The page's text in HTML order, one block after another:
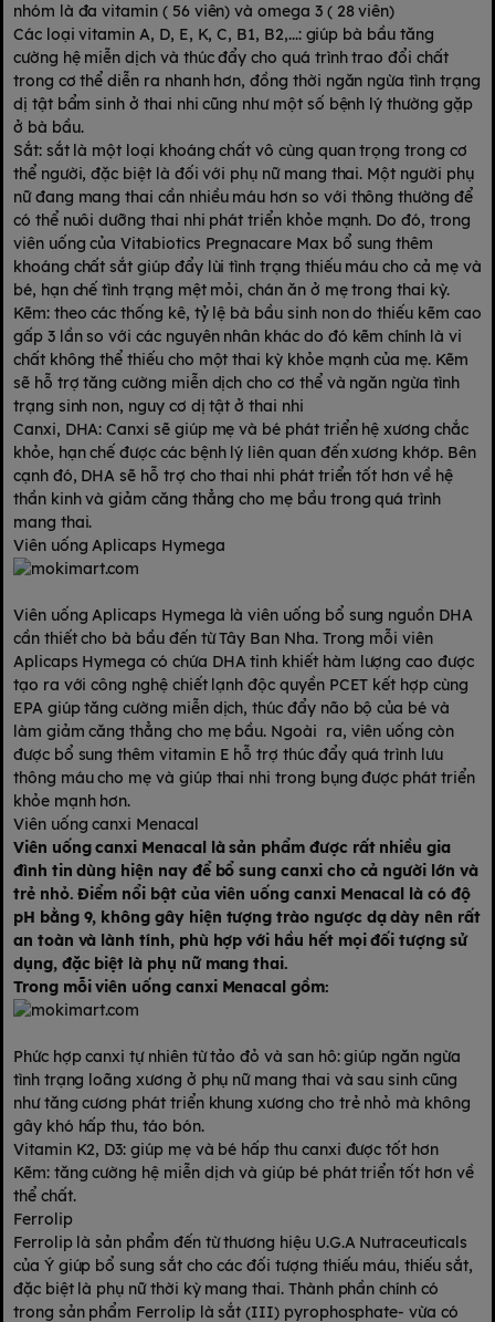
nhóm là đa vitamin ( 56 viên) và omega 3 ( 28 viên)
Các loại vitamin A, D, E, K, C, B1, B2,...: giúp bà bầu tăng
cường hệ miễn dịch và thúc đẩy cho quá trình trao đổi chất
trong cơ thể diễn ra nhanh hơn, đồng thời ngăn ngừa tình trạng
dị tật bẩm sinh ở thai nhi cũng như một số bệnh lý thường gặp
ở bà bầu.
Sắt: sắt là một loại khoáng chất vô cùng quan trọng trong cơ
thể người, đặc biệt là đối với phụ nữ mang thai. Một người phụ
nữ đang mang thai cần nhiều máu hơn so với thông thường để
có thể nuôi dưỡng thai nhi phát triển khỏe mạnh. Do đó, trong
viên uống của Vitabiotics Pregnacare Max bổ sung thêm
khoáng chất sắt giúp đẩy lùi tình trạng thiếu máu cho cả mẹ và
bé, hạn chế tình trạng mệt mỏi, chán ăn ở mẹ trong thai kỳ.
Kẽm: theo các thống kê, tỷ lệ bà bầu sinh non do thiếu kẽm cao
gấp 3 lần so với các nguyên nhân khác do đó kẽm chính là vi
chất không thể thiếu cho một thai kỳ khỏe mạnh của mẹ. Kẽm
sẽ hỗ trợ tăng cường miễn dịch cho cơ thể và ngăn ngừa tình
trạng sinh non, nguy cơ dị tật ở thai nhi
Canxi, DHA: Canxi sẽ giúp mẹ và bé phát triển hệ xương chắc
khỏe, hạn chế được các bệnh lý liên quan đến xương khớp. Bên
cạnh đó, DHA sẽ hỗ trợ cho thai nhi phát triển tốt hơn về hệ
thần kinh và giảm căng thẳng cho mẹ bầu trong quá trình
mang thai.
Viên uống Aplicaps Hymega
Viên uống Aplicaps Hymega là viên uống bổ sung nguồn DHA
cần thiết cho bà bầu đến từ Tây Ban Nha. Trong mỗi viên
Aplicaps Hymega có chứa DHA tinh khiết hàm lượng cao được
tạo ra với công nghệ chiết lạnh độc quyền PCET kết hợp cùng
EPA giúp tăng cường miễn dịch, thúc đẩy não bộ của bé và
làm giảm căng thẳng cho mẹ bầu. Ngoài ra, viên uống còn
được bổ sung thêm vitamin E hỗ trợ thúc đẩy quá trình lưu
thông máu cho mẹ và giúp thai nhi trong bụng được phát triển
khỏe mạnh hơn.
Viên uống canxi Menacal
Viên uống canxi Menacal là sản phẩm được rất nhiều gia
đình tin dùng hiện nay để bổ sung canxi cho cả người lớn và
trẻ nhỏ. Điểm nổi bật của viên uống canxi Menacal là có độ
pH bằng 9, không gây hiện tượng trào ngược dạ dày nên rất
an toàn và lành tính, phù hợp với hầu hết mọi đối tượng sử
dụng, đặc biệt là phụ nữ mang thai.
Trong mỗi viên uống canxi Menacal gồm:
Phức hợp canxi tự nhiên từ tảo đỏ và san hô: giúp ngăn ngừa
tình trạng loãng xương ở phụ nữ mang thai và sau sinh cũng
như tăng cương phát triển khung xương cho trẻ nhỏ mà không
gây khó hấp thu, táo bón.
Vitamin K2, D3: giúp mẹ và bé hấp thu canxi được tốt hơn
Kẽm: tăng cường hệ miễn dịch và giúp bé phát triển tốt hơn về
thể chất.
Ferrolip
Ferrolip là sản phẩm đến từ thương hiệu U.G.A Nutraceuticals
của Ý giúp bổ sung sắt cho các đối tượng thiếu máu, thiếu sắt,
đặc biệt là phụ nữ thời kỳ mang thai. Thành phần chính có
trong sản phẩm Ferrolip là sắt (III) pyrophosphate- vừa có